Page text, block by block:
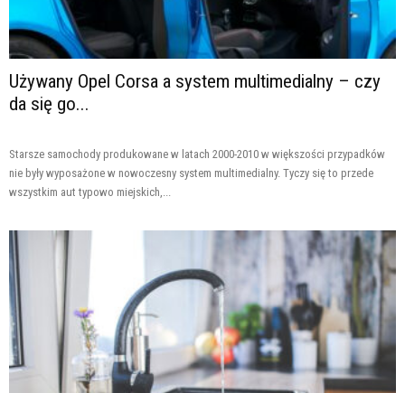
Używany Opel Corsa a system multimedialny – czy
da się go...
Starsze samochody produkowane w latach 2000-2010 w większości przypadków
nie były wyposażone w nowoczesny system multimedialny. Tyczy się to przede
wszystkim aut typowo miejskich,...